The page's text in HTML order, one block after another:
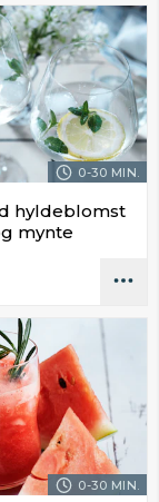
0-30 MIN.
hyldeblomst
mynte
0-30 MIN.